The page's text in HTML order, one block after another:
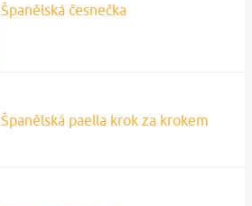
Španělská česnečka
Španělská paella krok za krokem